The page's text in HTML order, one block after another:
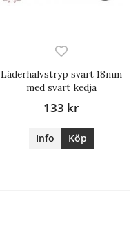
Läderhalvstryp svart 18mm
med svart kedja
133 kr
Info Köp